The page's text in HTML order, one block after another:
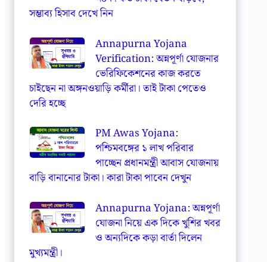
সম্ভাব্য হিসাব দেখে নিন
Annapurna Yojana
Verification: অন্নপূর্ণা যোজনার
ভেরিফিকেশনের কাজ করতে
চাইছেন না অঙ্গনওয়াড়ি কর্মীরা। তাই টাকা পেতেও
দেরি হচ্ছে
PM Awas Yojana:
পশ্চিমবঙ্গের ১ লাখ পরিবার
পাচ্ছেন প্রধানমন্ত্রী আবাস যোজনায়
বাড়ি বানানোর টাকা। কারা টাকা পাবেন দেখুন
Annapurna Yojana: অন্নপূর্ণা
যোজনা নিয়ে এক দিকে খুশির খবর
ও অন্যদিকে কড়া বার্তা দিলেন
মুখ্যমন্ত্রী।